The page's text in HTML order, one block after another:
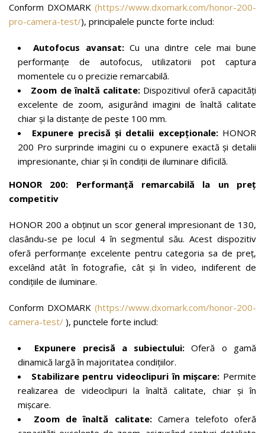
Conform DXOMARK (https://www.dxomark.com/honor-200-
pro-camera-test/), principalele puncte forte includ:
Autofocus avansat: Cu una dintre cele mai bune
performanțe de autofocus, utilizatorii pot captura
momentele cu o precizie remarcabilă.
Zoom de înaltă calitate: Dispozitivul oferă capacități
excelente de zoom, asigurând imagini de înaltă calitate
chiar și la distanțe de peste 100 mm.
Expunere precisă și detalii excepționale:HONOR
200 Pro surprinde imagini cu o expunere exactă și detalii
impresionante, chiar și în condiții de iluminare dificilă.
HONOR 200: Performanță remarcabilă la un preț
competitiv
HONOR 200 a obținut un scor general impresionant de 130,
clasându-se pe locul 4 în segmentul său. Acest dispozitiv
oferă performanțe excelente pentru categoria sa de preț,
excelând atât în fotografie, cât și în video, indiferent de
condițiile de iluminare.
Conform DXOMARK (https://www.dxomark.com/honor-200-
camera-test/ ), punctele forte includ:
Expunere precisă a subiectului:Oferă o gamă
dinamică largă în majoritatea condițiilor.
Stabilizare pentru videoclipuri în mișcare: Permite
realizarea de videoclipuri la înaltă calitate, chiar și în
mișcare.
Zoom de înaltă calitate: Camera telefoto oferă